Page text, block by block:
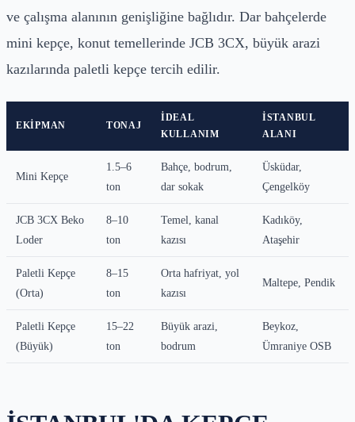
ve çalışma alanının genişliğine bağlıdır. Dar bahçelerde
mini kepçe, konut temellerinde JCB 3CX, büyük arazi
kazılarında paletli kepçe tercih edilir.
EKIPMAN TONAJ
İDEAL
KULLANIM
İSTANBUL
ALANI
Mini Kepçe
1.5–6
ton
Bahçe, bodrum,
dar sokak
Üsküdar,
Çengelköy
JCB 3CX Beko
Loder
8–10
ton
Temel, kanal
kazısı
Kadıköy,
Ataşehir
Paletli Kepçe
(Orta)
8–15
ton
Orta hafriyat, yol
kazısı
Maltepe, Pendik
Paletli Kepçe
(Büyük)
15–22
ton
Büyük arazi,
bodrum
Beykoz,
Ümraniye OSB